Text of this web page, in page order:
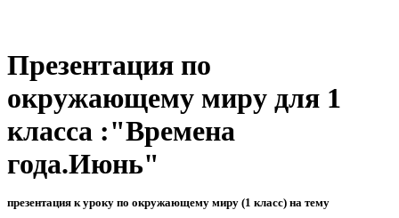
Презентация по
окружающему миру для 1
класса :"Времена
года.Июнь"
презентация к уроку по окружающему миру (1 класс) на тему